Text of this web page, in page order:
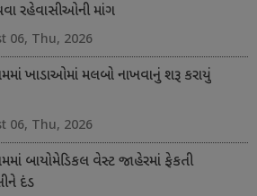
રહેવાસીઓની માંગ
06, Thu, 2026
ખાડાઓમાં મલબો નાખવાનું શરૂ કરાયું
06, Thu, 2026
બાયોમેડિકલ વેસ્ટ જાહેરમાં ફેકતી
દંડ